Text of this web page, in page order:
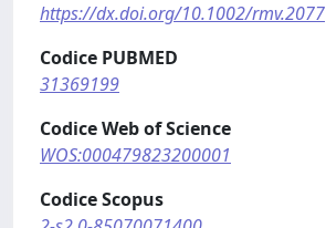
https://dx.doi.org/10.1002/rmv.2077
Codice PUBMED
31369199
Codice Web of Science
WOS:000479823200001
Codice Scopus